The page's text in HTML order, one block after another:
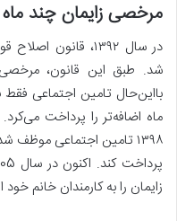
مرخصی زایمان چند
در سال ۱۳۹۲،
زایمان را به کارمندان خانم خود